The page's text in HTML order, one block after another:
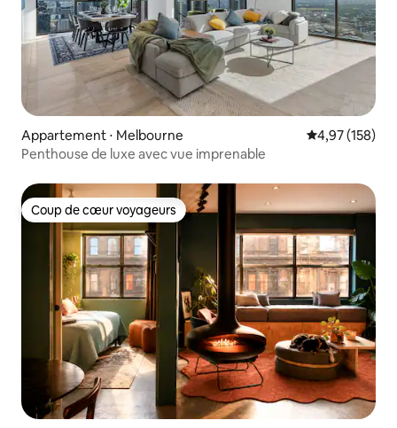
Appartement ⋅ Melbourne Évaluation
4,97 (158)
Penthouse de luxe avec vue imprenable
Coup de cœur voyageurs
Coup de cœur voyageurs